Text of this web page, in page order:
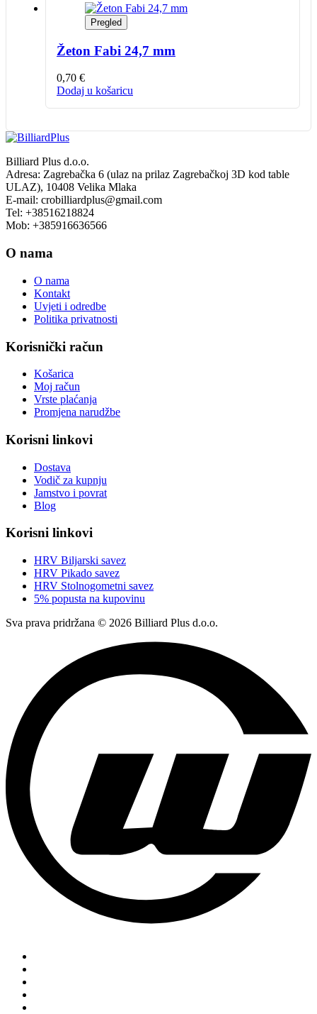
Pregled
Žeton Fabi 24,7 mm
0,70 €
Dodaj u košaricu
Billiard Plus d.o.o.
Adresa: Zagrebačka 6 (ulaz na prilaz Zagrebačkoj 3D kod table
ULAZ), 10408 Velika Mlaka
E-mail: crobilliardplus@gmail.com
Tel: +38516218824
Mob: +385916636566
O nama
O nama
Kontakt
Uvjeti i odredbe
Politika privatnosti
Korisnički račun
Košarica
Moj račun
Vrste plaćanja
Promjena narudžbe
Korisni linkovi
Dostava
Vodič za kupnju
Jamstvo i povrat
Blog
Korisni linkovi
HRV Biljarski savez
HRV Pikado savez
HRV Stolnogometni savez
5% popusta na kupovinu
Sva prava pridržana © 2026 Billiard Plus d.o.o.